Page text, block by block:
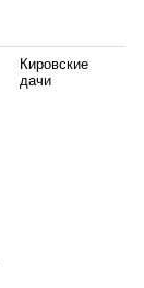
Кировские
дачи